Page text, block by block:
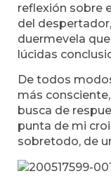
reflexión sobre
del
duermevela
lúcidas
De todos
más
busca de
punta de mi
sobretodo, de